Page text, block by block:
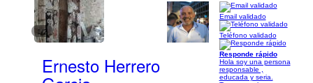
1/2
Ernesto Herrero
Email validado
Teléfono validado
Responde rápido
Hola soy una persona
responsable ,
educada y seria.